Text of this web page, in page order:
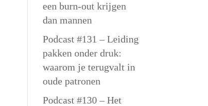
een burn-out krijgen
dan mannen
Podcast #131 – Leiding
pakken onder druk:
waarom je terugvalt in
oude patronen
Podcast #130 – Het